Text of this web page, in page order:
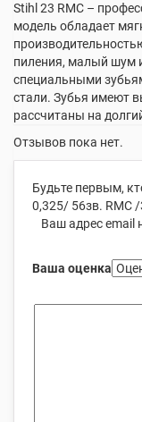
Stihl 23 RMC –
модель обладает
пиления, малый шум
специальными
стали. Зубья имеют
рассчитаны на
Отзывов пока нет.
Будьте первым,
0,325/ 56зв. RMC
Ваш адрес email
Ваша оценка